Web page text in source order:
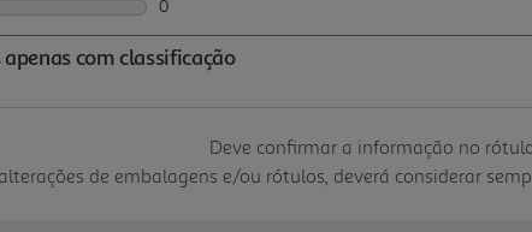
Deve confirmar a informação no
de embalagens e/ou rótulos, deverá considerar